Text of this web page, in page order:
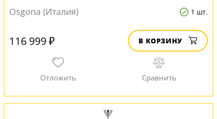
Osgona (Италия)
1 шт.
116 999 ₽ В КОРЗИНУ